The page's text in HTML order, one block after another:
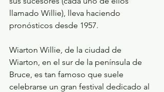
llamado Willie), lleva haciendo
pronósticos desde 1957.
Wiarton Willie, de la ciudad de
Wiarton, en el sur de la península de
Bruce, es tan famoso que suele
celebrarse un gran festival dedicado al